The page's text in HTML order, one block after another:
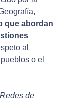
que abordan
al
o el
Redes de